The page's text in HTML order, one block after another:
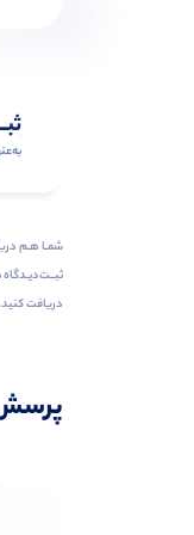
شمـا هـم
دریافت